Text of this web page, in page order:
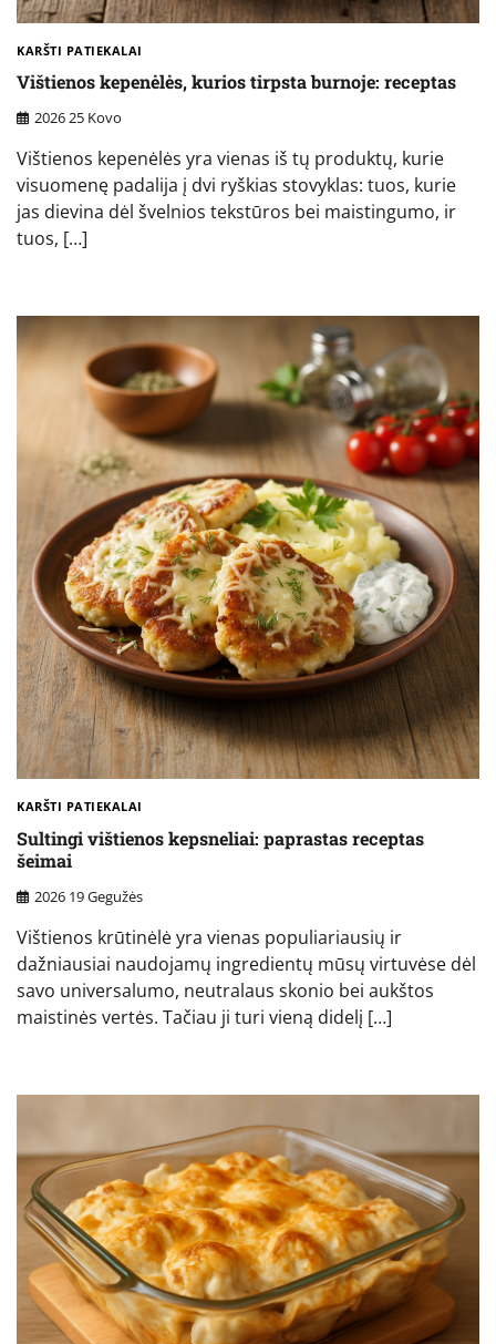
KARŠTI PATIEKALAI
Vištienos kepenėlės, kurios tirpsta burnoje: receptas
2026 25 Kovo
Vištienos kepenėlės yra vienas iš tų produktų, kurie
visuomenę padalija į dvi ryškias stovyklas: tuos, kurie
jas dievina dėl švelnios tekstūros bei maistingumo, ir
tuos, […]
KARŠTI PATIEKALAI
Sultingi vištienos kepsneliai: paprastas receptas
šeimai
2026 19 Gegužės
Vištienos krūtinėlė yra vienas populiariausių ir
dažniausiai naudojamų ingredientų mūsų virtuvėse dėl
savo universalumo, neutralaus skonio bei aukštos
maistinės vertės. Tačiau ji turi vieną didelį […]